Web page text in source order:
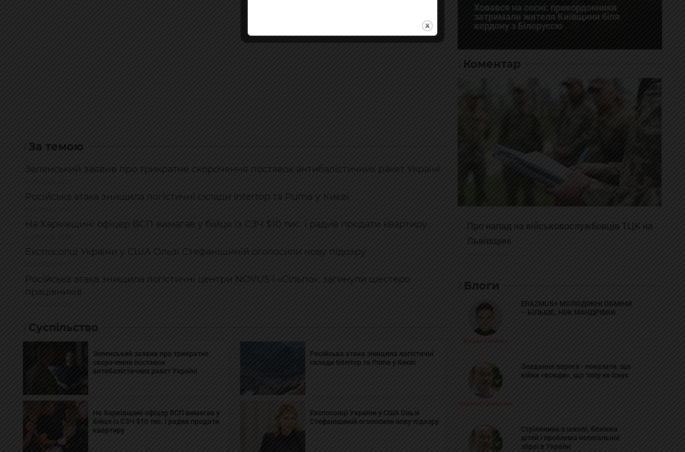
За темою
Зеленський заявив про трикратне скорочення поставок антибалістичних ракет Україні
Російська атака знищила логістичні склади Intertop та Puma у Києві
На Харківщині офіцер ВСП вимагав у бійця із СЗЧ $10 тис. і радив продати квартиру
Експосолці України у США Ользі Стефанішиній оголосили нову підозру
Російська атака знищила логістичні центри NOVUS і «Сільпо»: загинули шестеро
працівників
Суспільство
Зеленський заявив про трикратне
скорочення поставок
антибалістичних ракет Україні
Російська атака знищила логістичні
склади Intertop та Puma у Києві
На Харківщині офіцер ВСП вимагав у
бійця із СЗЧ $10 тис. і радив продати
квартиру
Експосолці України у США Ользі
Стефанішиній оголосили нову підозру
Ховався на сосні: прикордонники
затримали жителя Київщини біля
кордону з Білоруссю
Коментар
Про напад на військовослужбовців ТЦК на
Львівщині
Блоги
Богдан Козійчук
ERAZMUS+ МОЛОДІЖНІ ОБМІНИ
– БІЛЬШЕ, НІЖ МАНДРІВКИ
Михайло Цимбалюк
Завдання ворога - показати, що
війна «всюди», що тилу не існує
Стрілянина в школі, безпека
дітей і проблема нелегальної
зброї в Україні